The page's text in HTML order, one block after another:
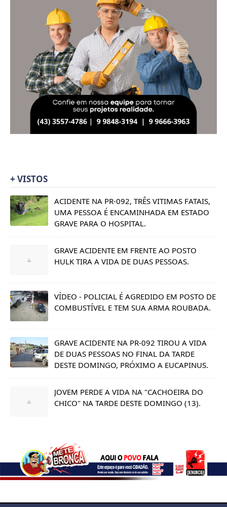
+ VISTOS
ACIDENTE NA PR-092, TRÊS VITIMAS FATAIS,
UMA PESSOA É ENCAMINHADA EM ESTADO
GRAVE PARA O HOSPITAL.
GRAVE ACIDENTE EM FRENTE AO POSTO
HULK TIRA A VIDA DE DUAS PESSOAS.
VÍDEO - POLICIAL É AGREDIDO EM POSTO DE
COMBUSTÍVEL E TEM SUA ARMA ROUBADA.
GRAVE ACIDENTE NA PR-092 TIROU A VIDA
DE DUAS PESSOAS NO FINAL DA TARDE
DESTE DOMINGO, PRÓXIMO A EUCAPINUS.
JOVEM PERDE A VIDA NA "CACHOEIRA DO
CHICO" NA TARDE DESTE DOMINGO (13).